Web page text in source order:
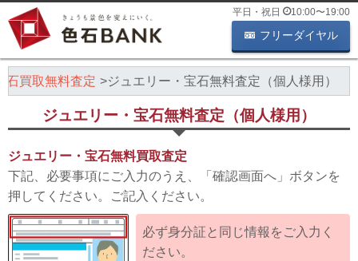
平日・祝日 10:00〜19:00
フリーダイヤル
石買取無料査定 ジュエリー・宝石無料査定（個人様用）
ジュエリー・宝石無料査定（個人様用）
ジュエリー・宝石無料買取査定
下記、必要事項にご入力のうえ、「確認画面へ」ボタンを
押してください。ご記入ください。
必ず身分証と同じ情報をご入力く
ださい。